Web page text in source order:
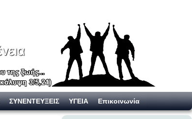
ΣΥΝΕΝΤΕΥΞΕΙΣ ΥΓΕΙΑ Επικοινωνία